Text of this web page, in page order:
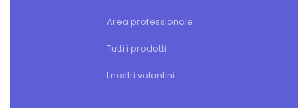
Area professionale
Tutti i prodotti
I nostri volantini